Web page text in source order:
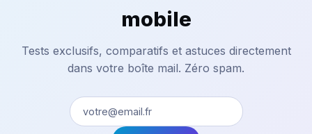
mobile
Tests exclusifs, comparatifs et astuces directement
dans votre boîte mail. Zéro spam.